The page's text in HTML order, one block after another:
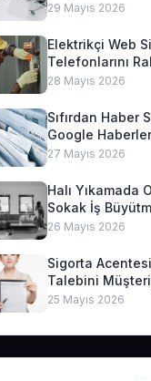
29 Mayıs 2026
Elektrikçi Web
Telefonlarını
28 Mayıs 2026
Sıfırdan Haber
Google
Geliri
27 Mayıs 2026
Halı Yıkamada
Sokak İş
26 Mayıs 2026
Sigorta
Talebini
25 Mayıs 2026